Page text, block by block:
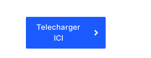
Telecharger
ICI